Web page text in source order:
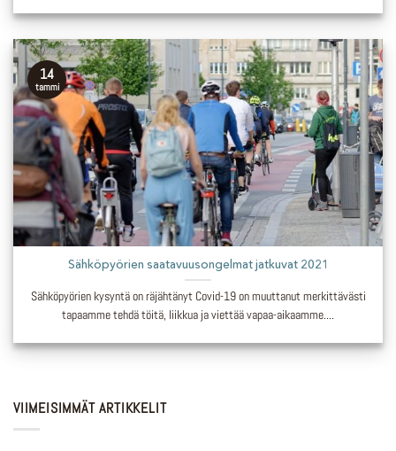
VIIMEISIMMÄT ARTIKKELIT
Sähköpyörien saatavuusongelmat jatkuvat 2021
Sähköpyörien kysyntä on räjähtänyt Covid-19 on muuttanut merkittävästi
tapaamme tehdä töitä, liikkua ja viettää vapaa-aikaamme....
14
tammi